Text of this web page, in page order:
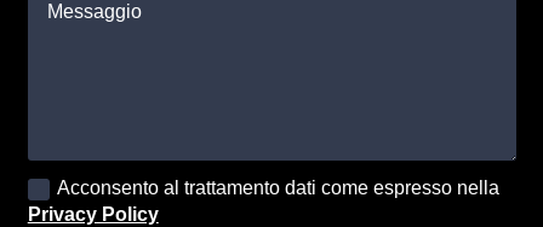
Acconsento al trattamento dati come espresso nella
Privacy Policy